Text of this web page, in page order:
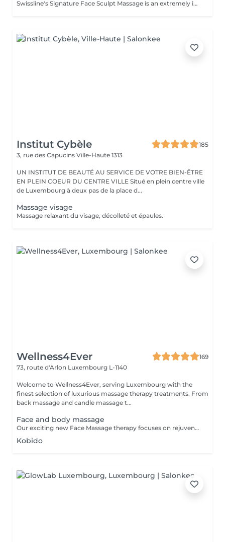
Swissline's Signature Face Sculpt Massage is an extremely innovative, original and technical facial massage. The rhythmic, deep flow, yet relaxing, treatment incorporates breath work, MLD, muscle release and facia manipulation, together with Tsankova's signature advanced massage sculpting techniques. The treatment stimulates lymphatic drainage & circulation, relieves muscle tension, shapes facial contours and reactivates collagen. This innovative treatment provides clients with the sensation that their face has opened up, free from blockages and visibly lifted, expression lines smoothed and circulation improved, resulting in a renewed radiance and glow.
Institut Cybèle
185
3, rue des Capucins Ville-Haute 1313
UN INSTITUT DE BEAUTÉ AU SERVICE DE VOTRE BIEN-ÊTRE
EN PLEIN COEUR DU CENTRE VILLE Situé en plein centre ville
de Luxembourg à deux pas de la place d...
Massage visage
Massage relaxant du visage, décolleté et épaules.
Wellness4Ever
169
73, route d'Arlon Luxembourg L-1140
Welcome to Wellness4Ever, serving Luxembourg with the
finest selection of luxurious massage therapy treatments. From
back massage and candle massage t...
Face and body massage
Our exciting new Face Massage therapy focuses on rejuvenating your skin and giving you a youthful, glowing look that will have you feeling relaxed, refreshed and full of life. Regular face massage can improve circulation and relax facial muscles, relieving tension in the face and around the eyes while improving texture, skin sagging and the appearance of wrinkles. It has also been shown to alleviate sinus pressure, and it may even help with stubborn acne. All of these benefits can culminate in glowing, more invigorated facial features that have you feeling as youthful as you look.
Kobido